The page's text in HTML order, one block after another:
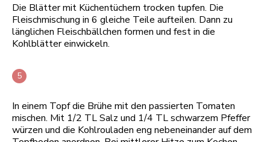
Die Blätter mit Küchentüchern trocken tupfen. Die
Fleischmischung in 6 gleiche Teile aufteilen. Dann zu
länglichen Fleischbällchen formen und fest in die
Kohlblätter einwickeln.
In einem Topf die Brühe mit den passierten Tomaten
mischen. Mit 1/2 TL Salz und 1/4 TL schwarzem Pfeffer
würzen und die Kohlrouladen eng nebeneinander auf dem